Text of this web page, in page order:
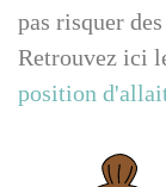
pas risquer
Retrouvez ici
position